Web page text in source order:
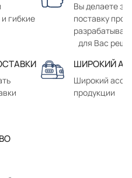
гибкие
Вы делаете
поставку
для Вас
ШИРОКИЙ
Широкий
продукции